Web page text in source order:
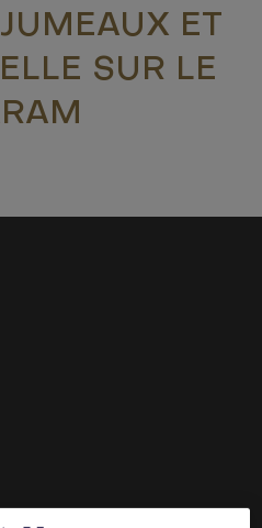
ET
SUR LE